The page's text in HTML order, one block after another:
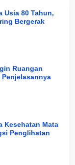
Usia 80 Tahun,
Bergerak
Ruangan
Kesehatan Mata
Penglihatan